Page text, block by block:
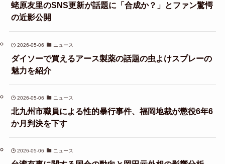
蛯原友里のSNS更新が話題に「合成か？」とファン驚愕
の近影公開
2026-05-06 ニュース
ダイソーで買えるアース製薬の話題の虫よけスプレーの
魅力を紹介
2026-05-06 ニュース
北九州市職員による性的暴行事件、福岡地裁が懲役6年6
か月判決を下す
2026-05-06 ニュース